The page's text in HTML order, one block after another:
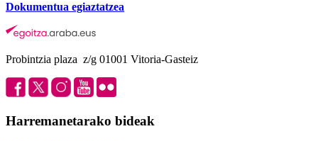
Dokumentua egiaztatzea
Probintzia plaza z/g 01001 Vitoria-Gasteiz
Harremanetarako bideak